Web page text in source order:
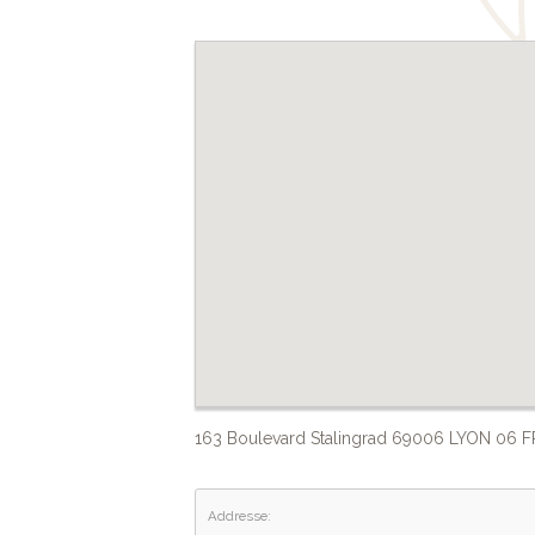
163 Boulevard Stalingrad 69006 LYON 06
Addresse: